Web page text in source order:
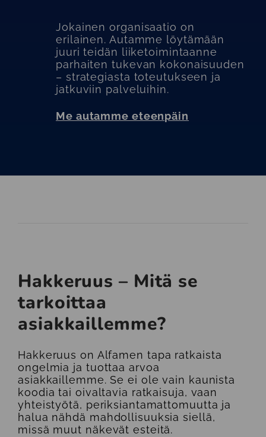
Jokainen organisaatio on
erilainen. Autamme löytämään
juuri teidän liiketoimintaanne
parhaiten tukevan kokonaisuuden
– strategiasta toteutukseen ja
jatkuviin palveluihin.
Me autamme eteenpäin
Hakkeruus – Mitä se
tarkoittaa
asiakkaillemme?
Hakkeruus on Alfamen tapa ratkaista
ongelmia ja tuottaa arvoa
asiakkaillemme. Se ei ole vain kaunista
koodia tai oivaltavia ratkaisuja, vaan
yhteistyötä, periksiantamattomuutta ja
halua nähdä mahdollisuuksia siellä,
missä muut näkevät esteitä.